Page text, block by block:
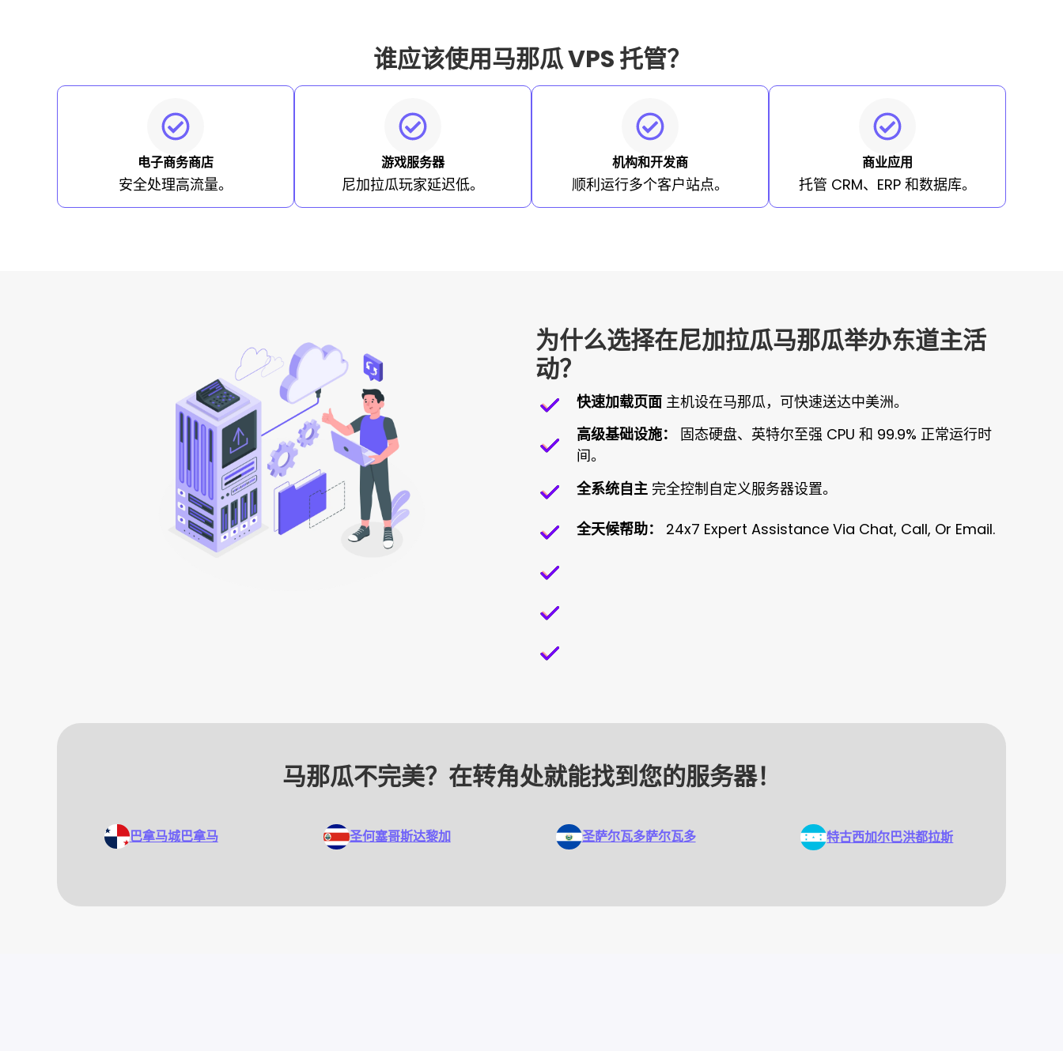
谁应该使用马那瓜 VPS 托管？
电子商务商店
安全处理高流量。
游戏服务器
尼加拉瓜玩家延迟低。
机构和开发商
顺利运行多个客户站点。
商业应用
托管 CRM、ERP 和数据库。
为什么选择在尼加拉瓜马那瓜举办东道主活
动？
快速加载页面 主机设在马那瓜，可快速送达中美洲。
高级基础设施：
固态硬盘、英特尔至强 CPU 和 99.9% 正常运行时
间。
全系统自主 完全控制自定义服务器设置。
全天候帮助： 24x7 Expert Assistance Via Chat, Call, Or Email.
马那瓜不完美？在转角处就能找到您的服务器！
巴拿马城巴拿马 圣何塞哥斯达黎加 圣萨尔瓦多萨尔瓦多 特古西加尔巴洪都拉斯